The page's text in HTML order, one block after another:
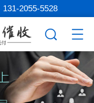
131-2055-5528